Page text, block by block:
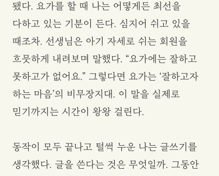
됐다. 요가를 할 때 나는 어떻게든 최선을
다하고 있는 기분이 든다. 심지어 쉬고 있을
때조차. 선생님은 아기 자세로 쉬는 회원을
흐뭇하게 내려보며 말했다. “요가에는 잘하고
못하고가 없어요.” 그렇다면 요가는 ‘잘하고자
하는 마음’의 비무장지대. 이 말을 실제로
믿기까지는 시간이 왕왕 걸린다.
동작이 모두 끝나고 털썩 누운 나는 글쓰기를
생각했다. 글을 쓴다는 것은 무엇일까. 그동안